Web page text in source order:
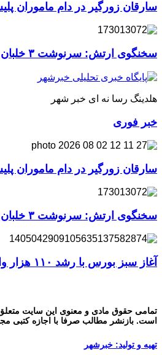
سارقان زورگیر در دام ماموران
سخنگوی ارتش: سرنوشت ۳ خلبان ما هنوز مشخص نیست
هلدینگ رسا نه ای خبر شهر
خبر فوری
سارقان زورگیر در دام ماموران
سخنگوی ارتش: سرنوشت ۳ خلبان ما هنوز مشخص نیست
آغاز سبز بورس با رشد ۱۱۰ هزار واحدی شاخص کل
تمامی حقوق مادی و معنوی این سایت متعلق
است. بازنشر مطالب صرفا با اجازه کتبی
تهیه و تولید: خبرشهر